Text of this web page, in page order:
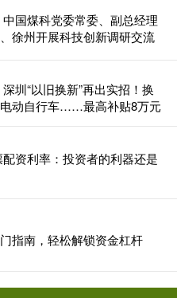
国煤科党委常委、副总经理
徐州开展科技创新调研交流
圳“以旧换新”再出实招！换
动自行车……最高补贴8万元
资利率：投资者的利器还是
指南，轻松解锁资金杠杆